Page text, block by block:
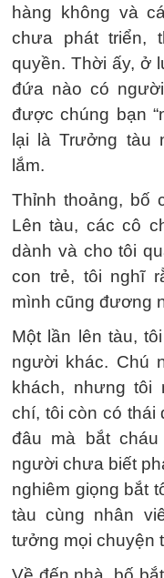
hàng không và
chưa phát triển,
quyền. Thời ấy, ở
đứa nào có
được chúng bạn
lại là Trưởng tàu
lắm.
Thỉnh thoảng, bố
Lên tàu, các cô
dành và cho tôi
con trẻ, tôi nghĩ
mình cũng đương
Một lần lên tàu,
người khác. Chú
khách, nhưng tôi
chí, tôi còn có thái
đâu mà bắt
người chưa biết
nghiêm giọng bắt
tàu cùng nhân
tưởng mọi chuyện